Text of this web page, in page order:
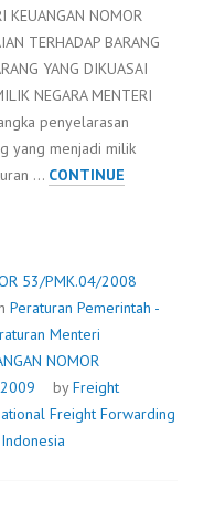
KEUANGAN NOMOR
TERHADAP BARANG
YANG DIKUASAI
NEGARA MENTERI
penyelarasan
yang menjadi milik
… CONTINUE
53/PMK.04/2008
Peraturan Pemerintah -
Menteri
NOMOR
byFreight
Freight Forwarding